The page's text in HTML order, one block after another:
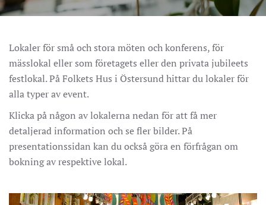
Lokaler för små och stora möten och konferens, för
mässlokal eller som företagets eller den privata jubileets
festlokal. På Folkets Hus i Östersund hittar du lokaler för
alla typer av event.
Klicka på någon av lokalerna nedan för att få mer
detaljerad information och se fler bilder. På
presentationssidan kan du också göra en förfrågan om
bokning av respektive lokal.